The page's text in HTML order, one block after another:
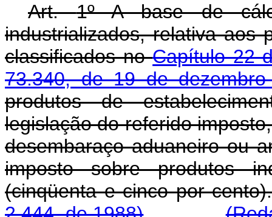
Art.
1º A base de
industrializados, relativa aos
classificados noCapítulo 22
73.340, de 19 de
produtos de
legislação do referido
desembaraço aduaneiro ou
imposto sobre produtos
(cinqüenta e cinco